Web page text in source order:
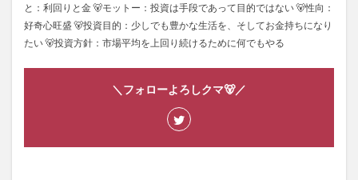
と：利回りと金 🐻モットー：投資は手段であって目的ではない 🐻性向：
好奇心旺盛 🐻投資目的：少しでも豊かな生活を、そしてお金持ちになり
たい 🐻投資方針：市場平均を上回り続けるために何でもやる
＼フォローよろしクマ🐻／